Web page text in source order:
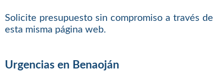
Solicite presupuesto sin compromiso a través de
esta misma página web.
Urgencias en Benaoján